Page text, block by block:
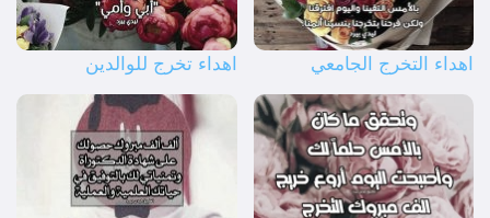
اهداء التخرج الجامعي اهداء تخرج للوالدين